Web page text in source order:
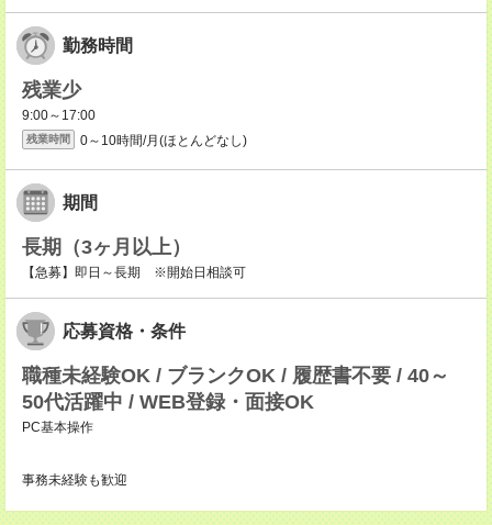
勤務時間
残業少
9:00～17:00
残業時間 0～10時間/月(ほとんどなし)
期間
長期（3ヶ月以上）
【急募】即日～長期 ※開始日相談可
応募資格・条件
職種未経験OK / ブランクOK / 履歴書不要 / 40～
50代活躍中 / WEB登録・面接OK
PC基本操作
事務未経験も歓迎